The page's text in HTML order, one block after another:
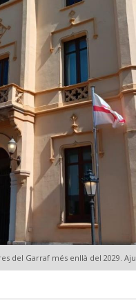
del Garraf més enllà del 2029.